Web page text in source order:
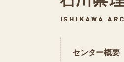
センター概要